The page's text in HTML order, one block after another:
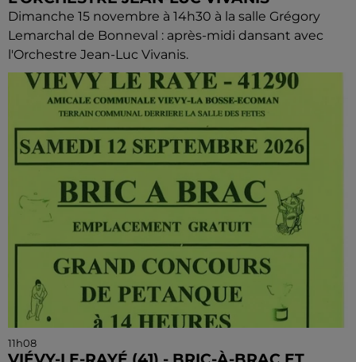
Dimanche 15 novembre à 14h30 à la salle Grégory
Lemarchal de Bonneval : après-midi dansant avec
l'Orchestre Jean-Luc Vivanis.
11h08